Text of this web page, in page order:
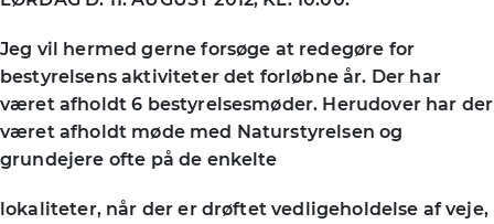
Jeg vil hermed gerne forsøge at redegøre for
bestyrelsens aktiviteter det forløbne år. Der har
været afholdt 6 bestyrelsesmøder. Herudover har der
været afholdt møde med Naturstyrelsen og
grundejere ofte på de enkelte
lokaliteter, når der er drøftet vedligeholdelse af veje,